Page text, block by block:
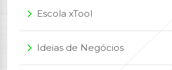
arrow_forward_ios Escola xTool
arrow_forward_ios Ideias de Negócios